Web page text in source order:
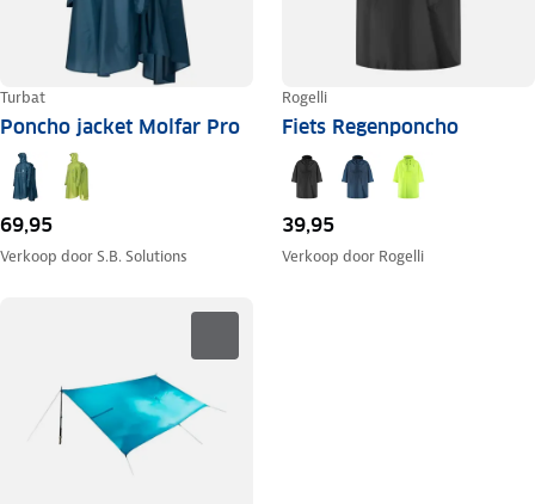
Turbat
Poncho jacket Molfar Pro
69,95
Verkoop doorS.B. Solutions
Rogelli
Fiets Regenponcho
39,95
Verkoop door Rogelli